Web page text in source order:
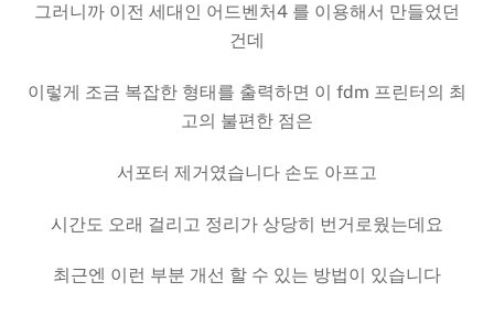
그러니까 이전 세대인 어드벤처4 를 이용해서 만들었던
건데
이렇게 조금 복잡한 형태를 출력하면 이 fdm 프린터의 최
고의 불편한 점은
서포터 제거였습니다 손도 아프고
시간도 오래 걸리고 정리가 상당히 번거로웠는데요
최근엔 이런 부분 개선 할 수 있는 방법이 있습니다